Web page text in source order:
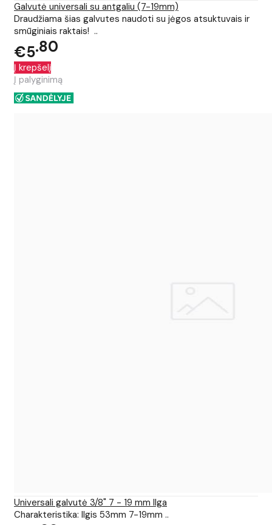
Galvutė universali su antgaliu (7-19mm)
Draudžiama šias galvutes naudoti su jėgos atsuktuvais ir
smūginiais raktais! ..
€5 80
Į krepšelį
Į palyginimą
Universali galvutė 3/8" 7 - 19 mm Ilga
Charakteristika: Ilgis 53mm 7-19mm ..